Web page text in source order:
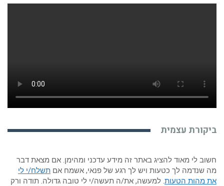
ביקורת עצמית
חשוב לי מאוד להציג באתר זה מידע עדכני ומהימן. אם מצאת דבר
מה שנדמה לך כטעות ויש לך רגע של פנאי, אשמח אם תשלח/י לי
את מהות הטעות . למעשה, את/ה תעשה/י לי טובה גדולה. תודה ורק